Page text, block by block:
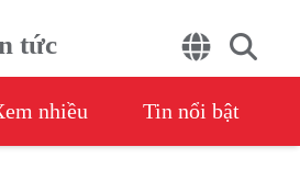
tức
nhiều Tin nổi bật